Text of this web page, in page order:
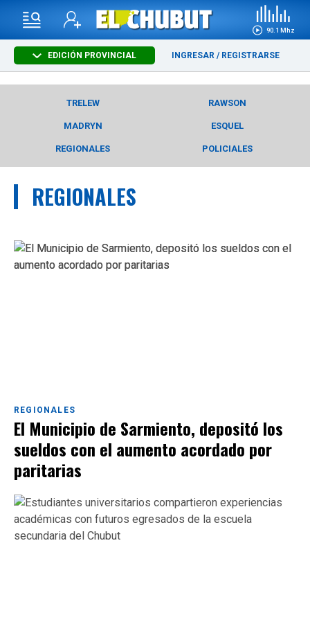
90.1 Mhz
EDICIÓN PROVINCIAL INGRESAR / REGISTRARSE
TRELEW RAWSON
MADRYN ESQUEL
REGIONALES POLICIALES
REGIONALES
REGIONALES
El Municipio de Sarmiento, depositó los
sueldos con el aumento acordado por
paritarias